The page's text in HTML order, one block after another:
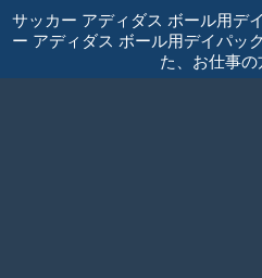
サッカー アディダス ボール用デ
ー アディダス ボール用デイパッ
た、お仕事